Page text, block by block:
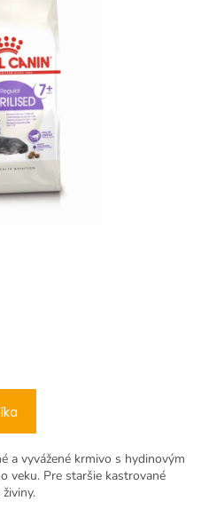
a vyvážené krmivo s hydinovým
veku. Pre staršie kastrované